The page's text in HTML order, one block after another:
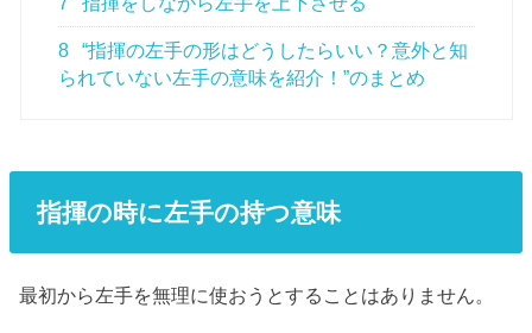
8
“指揮の左手の形はどうしたらいい？意外と知
られていない左手の意味を紹介！”のまとめ
指揮の時に左手の持つ意味
最初から左手を無理に使おうとすることはありません。